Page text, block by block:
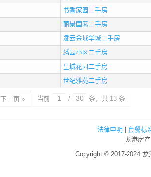
书香家园二手房
丽景国际二手房
凌云金域华城二手房
绣园小区二手房
皇城花园二手房
世纪雅苑二手房
下一页 » 当前 / 条，共 13 条
法律申明
套餐标
龙港房
Copyright © 2017-2024 龙